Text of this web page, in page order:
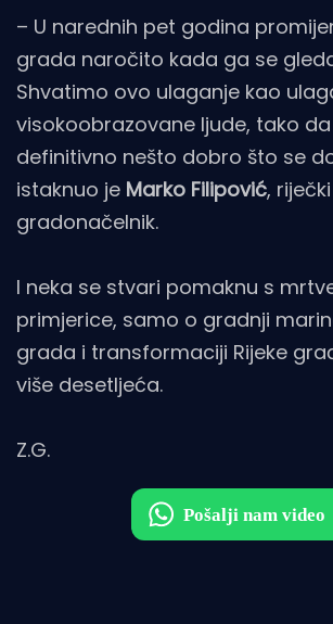
– U narednih pet godina
grada naročito kada ga se
Shvatimo ovo ulaganje kao
visokoobrazovane ljude, tako
definitivno nešto dobro što se
istaknuo je Marko Filipović, riječki
gradonačelnik.
I neka se stvari pomaknu s
primjerice, samo o gradnji
grada i transformaciji Rijeke
više desetljeća.
Z.G.